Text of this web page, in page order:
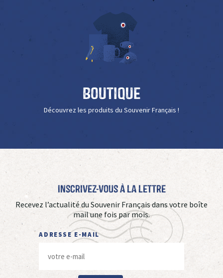
Boutique
Découvrez les produits du Souvenir Français !
Inscrivez-vous à La Lettre
Recevez l’actualité du Souvenir Français dans votre boîte
mail une fois par mois.
ADRESSE E-MAIL